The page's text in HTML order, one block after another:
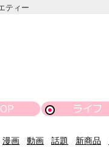
ティー
ライフ
漫画 動画 話題 新商品